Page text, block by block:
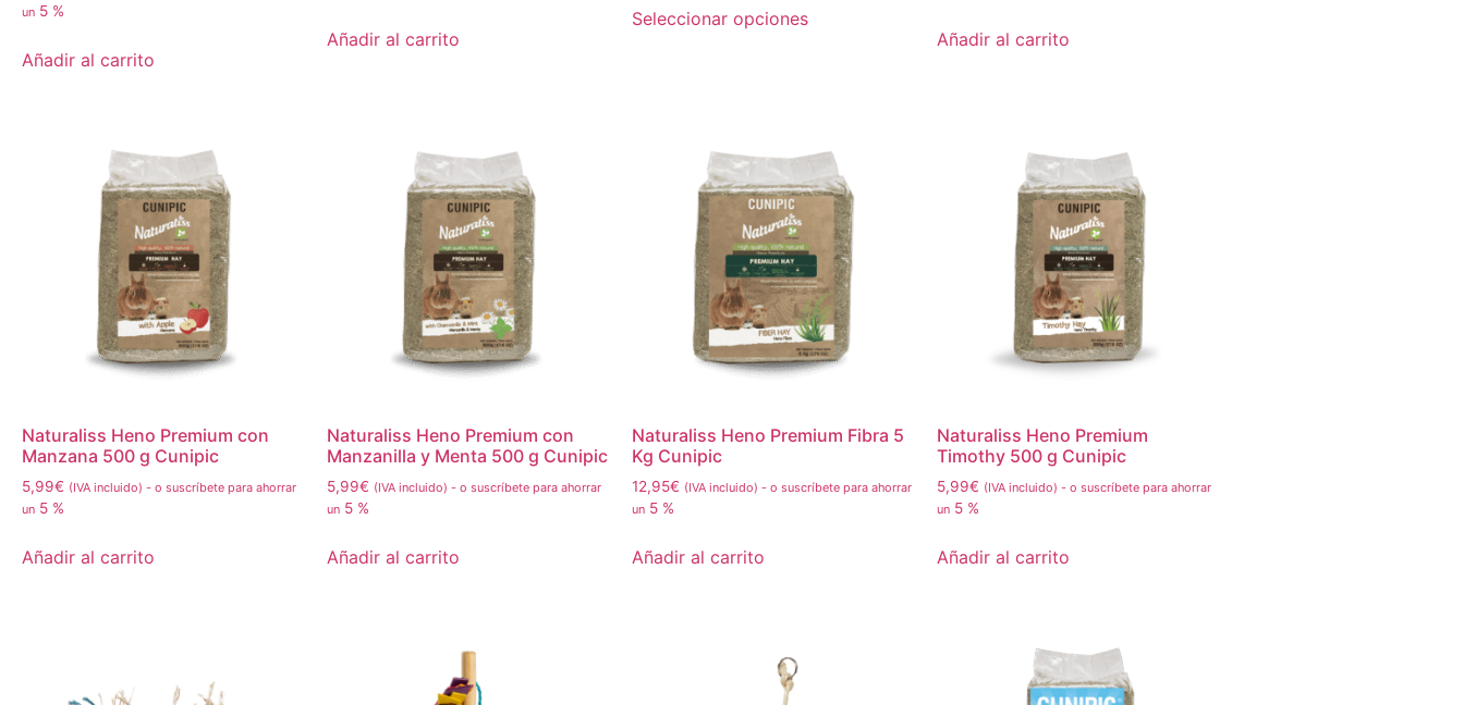
un 5 %
Añadir al carrito
Añadir al carrito
Seleccionar opciones
Añadir al carrito
Naturaliss Heno Premium con
Manzana 500 g Cunipic
5,99€ (IVA incluido) - o suscríbete para ahorrar
un 5 %
Añadir al carrito
Naturaliss Heno Premium con
Manzanilla y Menta 500 g Cunipic
5,99€ (IVA incluido) - o suscríbete para ahorrar
un 5 %
Añadir al carrito
Naturaliss Heno Premium Fibra 5
Kg Cunipic
12,95€ (IVA incluido) - o suscríbete para ahorrar
un 5 %
Añadir al carrito
Naturaliss Heno Premium
Timothy 500 g Cunipic
5,99€ (IVA incluido) - o suscríbete para ahorrar
un 5 %
Añadir al carrito